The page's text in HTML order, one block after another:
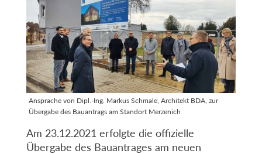
Ansprache von Dipl.-Ing. Markus Schmale, Architekt BDA, zur
Übergabe des Bauantrags am Standort Merzenich
Am 23.12.2021 erfolgte die offizielle
Übergabe des Bauantrages am neuen